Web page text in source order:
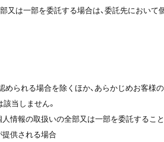
又は一部を委託する場合は、委託先におい
られる場合を除くほか、あらかじめお客様
当しません。
人情報の取扱いの全部又は一部を委託するこ
提供される場合